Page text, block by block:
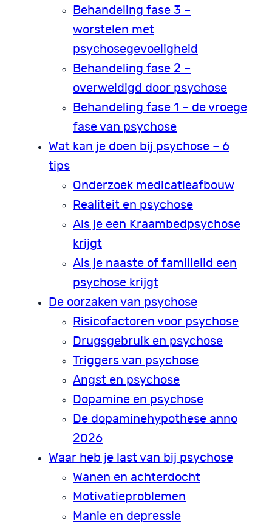
Behandeling fase 3 –
worstelen met
psychosegevoeligheid
Behandeling fase 2 –
overweldigd door psychose
Behandeling fase 1 – de vroege
fase van psychose
Wat kan je doen bij psychose – 6
tips
Onderzoek medicatieafbouw
Realiteit en psychose
Als je een Kraambedpsychose
krijgt
Als je naaste of familielid een
psychose krijgt
De oorzaken van psychose
Risicofactoren voor psychose
Drugsgebruik en psychose
Triggers van psychose
Angst en psychose
Dopamine en psychose
De dopaminehypothese anno
2026
Waar heb je last van bij psychose
Wanen en achterdocht
Motivatieproblemen
Manie en depressie